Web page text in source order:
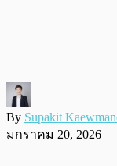
By Supakit
มกราคม 20, 2026